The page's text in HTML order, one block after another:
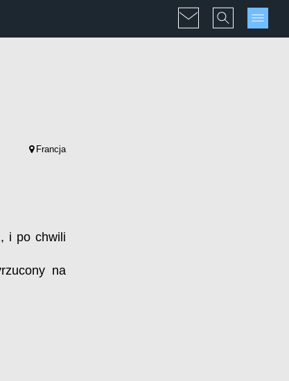
Francja
i po chwili
na